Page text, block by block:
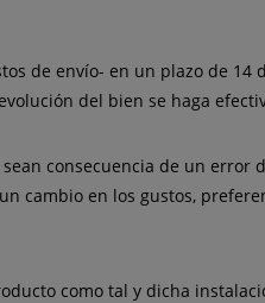
de envío- en un plazo de 14
del bien se haga
consecuencia de un error
cambio en los gustos,
como tal y dicha